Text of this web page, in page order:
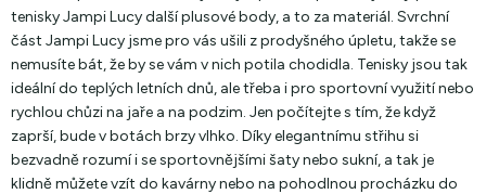
tenisky Jampi Lucy další plusové body, a to za materiál. Svrchní
část Jampi Lucy jsme pro vás ušili z prodyšného úpletu, takže se
nemusíte bát, že by se vám v nich potila chodidla. Tenisky jsou tak
ideální do teplých letních dnů, ale třeba i pro sportovní využití nebo
rychlou chůzi na jaře a na podzim. Jen počítejte s tím, že když
zaprší, bude v botách brzy vlhko. Díky elegantnímu střihu si
bezvadně rozumí i se sportovnějšími šaty nebo sukní, a tak je
klidně můžete vzít do kavárny nebo na pohodlnou procházku do